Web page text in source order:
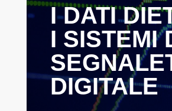
I DATI
I SISTEMI
DIGITALE